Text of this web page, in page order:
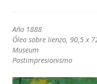
Año 1888
Óleo sobre lienzo, 90,5 x
Museum
Postimpresionismo